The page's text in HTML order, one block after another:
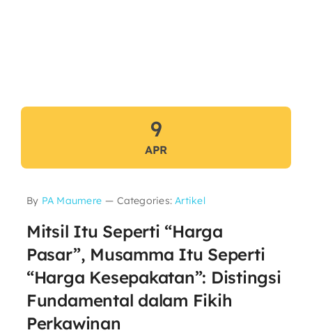
9
APR
By PA Maumere — Categories:Artikel
Mitsil Itu Seperti “Harga
Pasar”, Musamma Itu Seperti
“Harga Kesepakatan”: Distingsi
Fundamental dalam Fikih
Perkawinan